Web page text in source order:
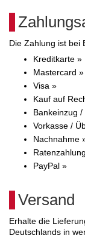
Die Zahlung ist bei
Kreditkarte »
Mastercard »
Visa »
Kauf auf
Bankeinzug
Vorkasse /
Nachnahme
PayPal »
Versand
Erhalte die
Deutschlands in